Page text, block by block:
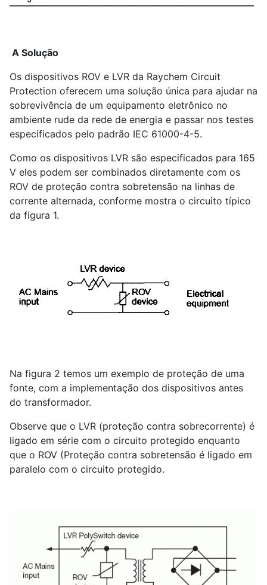
A Solução
Os dispositivos ROV e LVR da Raychem Circuit
Protection oferecem uma solução única para ajudar na
sobrevivência de um equipamento eletrônico no
ambiente rude da rede de energia e passar nos testes
especificados pelo padrão IEC 61000-4-5.
Como os dispositivos LVR são especificados para 165
V eles podem ser combinados diretamente com os
ROV de proteção contra sobretensão na linhas de
corrente alternada, conforme mostra o circuito típico
da figura 1.
Na figura 2 temos um exemplo de proteção de uma
fonte, com a implementação dos dispositivos antes
do transformador.
Observe que o LVR (proteção contra sobrecorrente) é
ligado em série com o circuito protegido enquanto
que o ROV (Proteção contra sobretensão é ligado em
paralelo com o circuito protegido.